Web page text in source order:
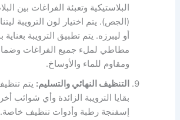
البلاستيكية وتعبئة الفراغات بين
(الجص). يتم اختيار لون الترويبة
أو ليبرزه. يتم تطبيق الترويبة
مطاطي لملء جميع الفراغات
ومقاوم للماء والأوساخ.
التنظيف النهائي والتسليم: يتم
بقايا الترويبة الزائدة وأي شوائب
إسفنجة رطبة وأدوات تنظيف